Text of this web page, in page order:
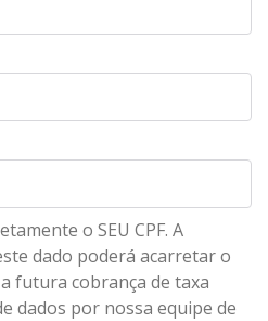
o SEU CPF. A
dado poderá acarretar o
futura cobrança de taxa
dados por nossa equipe de